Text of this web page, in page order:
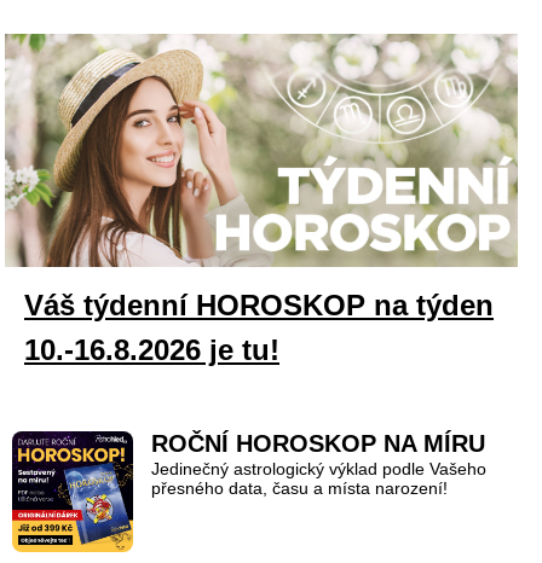
Váš týdenní HOROSKOP na týden
10.-16.8.2026 je tu!
ROČNÍ HOROSKOP NA MÍRU
Jedinečný astrologický výklad podle Vašeho
přesného data, času a místa narození!